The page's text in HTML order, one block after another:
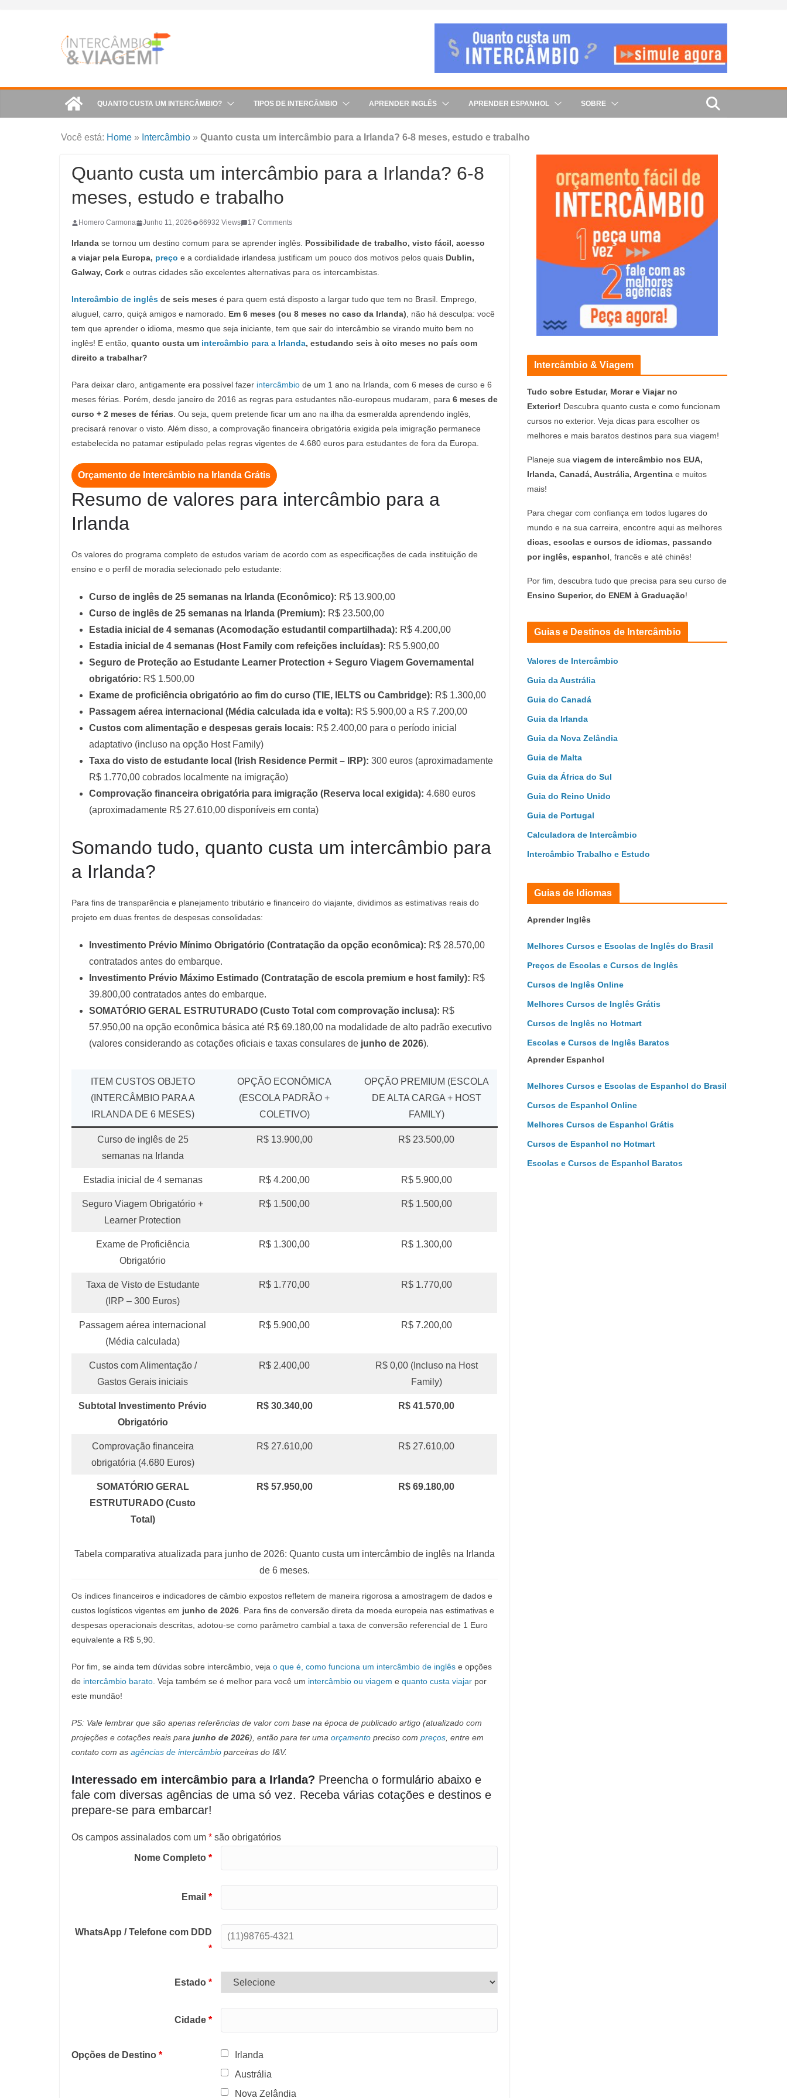
QUANTO CUSTA UM INTERCÂMBIO? TIPOS DE INTERCÂMBIO APRENDER INGLÊS APRENDER ESPANHOL SOBRE
Você está: Home » Intercâmbio » Quanto custa um intercâmbio para a Irlanda? 6-8 meses, estudo e trabalho
Quanto custa um intercâmbio para a Irlanda? 6-8
meses, estudo e trabalho
Homero Carmona Junho 11, 2026 66932 Views 17 Comments
Irlanda se tornou um destino comum para se aprender inglês. Possibilidade de trabalho, visto fácil, acesso
a viajar pela Europa, preço e a cordialidade irlandesa justificam um pouco dos motivos pelos quais Dublin,
Galway, Cork e outras cidades são excelentes alternativas para os intercambistas.
Intercâmbio de inglês de seis meses é para quem está disposto a largar tudo que tem no Brasil. Emprego,
aluguel, carro, quiçá amigos e namorado. Em 6 meses (ou 8 meses no caso da Irlanda) , não há desculpa: você
tem que aprender o idioma, mesmo que seja iniciante, tem que sair do intercâmbio se virando muito bem no
inglês! E então, quanto custa um intercâmbio para a Irlanda, estudando seis à oito meses no país com
direito a trabalhar?
Para deixar claro, antigamente era possível fazer intercâmbio de um 1 ano na Irlanda, com 6 meses de curso e 6
meses férias. Porém, desde janeiro de 2016 as regras para estudantes não-europeus mudaram, para 6 meses de
curso + 2 meses de férias . Ou seja, quem pretende ficar um ano na ilha da esmeralda aprendendo inglês,
precisará renovar o visto. Além disso, a comprovação financeira obrigatória exigida pela imigração permanece
estabelecida no patamar estipulado pelas regras vigentes de 4.680 euros para estudantes de fora da Europa.
Orçamento de Intercâmbio na Irlanda Grátis
Resumo de valores para intercâmbio para a
Irlanda
Os valores do programa completo de estudos variam de acordo com as especificações de cada instituição de
ensino e o perfil de moradia selecionado pelo estudante:
Curso de inglês de 25 semanas na Irlanda (Econômico): R$ 13.900,00
Curso de inglês de 25 semanas na Irlanda (Premium): R$ 23.500,00
Estadia inicial de 4 semanas (Acomodação estudantil compartilhada): R$ 4.200,00
Estadia inicial de 4 semanas (Host Family com refeições incluídas): R$ 5.900,00
Seguro de Proteção ao Estudante Learner Protection + Seguro Viagem Governamental
obrigatório: R$ 1.500,00
Exame de proficiência obrigatório ao fim do curso (TIE, IELTS ou Cambridge): R$ 1.300,00
Passagem aérea internacional (Média calculada ida e volta): R$ 5.900,00 a R$ 7.200,00
Custos com alimentação e despesas gerais locais: R$ 2.400,00 para o período inicial
adaptativo (incluso na opção Host Family)
Taxa do visto de estudante local (Irish Residence Permit – IRP): 300 euros (aproximadamente
R$ 1.770,00 cobrados localmente na imigração)
Comprovação financeira obrigatória para imigração (Reserva local exigida): 4.680 euros
(aproximadamente R$ 27.610,00 disponíveis em conta)
Somando tudo, quanto custa um intercâmbio para
a Irlanda?
Para fins de transparência e planejamento tributário e financeiro do viajante, dividimos as estimativas reais do
projeto em duas frentes de despesas consolidadas:
Investimento Prévio Mínimo Obrigatório (Contratação da opção econômica): R$ 28.570,00
contratados antes do embarque.
Investimento Prévio Máximo Estimado (Contratação de escola premium e host family): R$
39.800,00 contratados antes do embarque.
SOMATÓRIO GERAL ESTRUTURADO (Custo Total com comprovação inclusa): R$
57.950,00 na opção econômica básica até R$ 69.180,00 na modalidade de alto padrão executivo
(valores considerando as cotações oficiais e taxas consulares de junho de 2026).
ITEM CUSTOS OBJETO
(INTERCÂMBIO PARA A
IRLANDA DE 6 MESES)
OPÇÃO ECONÔMICA
(ESCOLA PADRÃO +
COLETIVO)
OPÇÃO PREMIUM (ESCOLA
DE ALTA CARGA + HOST
FAMILY)
Curso de inglês de 25
semanas na Irlanda
R$ 13.900,00 R$ 23.500,00
Estadia inicial de 4 semanas R$ 4.200,00 R$ 5.900,00
Seguro Viagem Obrigatório +
Learner Protection
R$ 1.500,00 R$ 1.500,00
Exame de Proficiência
Obrigatório
R$ 1.300,00 R$ 1.300,00
Taxa de Visto de Estudante
(IRP – 300 Euros)
R$ 1.770,00 R$ 1.770,00
Passagem aérea internacional
(Média calculada)
R$ 5.900,00 R$ 7.200,00
Custos com Alimentação /
Gastos Gerais iniciais
R$ 2.400,00
R$ 0,00 (Incluso na Host
Family)
Subtotal Investimento Prévio
Obrigatório
R$ 30.340,00 R$ 41.570,00
Comprovação financeira
obrigatória (4.680 Euros)
R$ 27.610,00 R$ 27.610,00
SOMATÓRIO GERAL
ESTRUTURADO (Custo
Total)
R$ 57.950,00 R$ 69.180,00
Tabela comparativa atualizada para junho de 2026: Quanto custa um intercâmbio de inglês na Irlanda
de 6 meses.
Os índices financeiros e indicadores de câmbio expostos refletem de maneira rigorosa a amostragem de dados e
custos logísticos vigentes em junho de 2026 . Para fins de conversão direta da moeda europeia nas estimativas e
despesas operacionais descritas, adotou-se como parâmetro cambial a taxa de conversão referencial de 1 Euro
equivalente a R$ 5,90.
Por fim, se ainda tem dúvidas sobre intercâmbio, veja o que é, como funciona um intercâmbio de inglês e opções
de intercâmbio barato . Veja também se é melhor para você um intercâmbio ou viagem e quanto custa viajar por
este mundão!
PS: Vale lembrar que são apenas referências de valor com base na época de publicado artigo (atualizado com
projeções e cotações reais para junho de 2026), então para ter uma orçamento preciso com preços , entre em
contato com as agências de intercâmbio parceiras do I&V.
Interessado em intercâmbio para a Irlanda? Preencha o formulário abaixo e
fale com diversas agências de uma só vez. Receba várias cotações e destinos e
prepare-se para embarcar!
Os campos assinalados com um * são obrigatórios
Nome Completo*
Email*
WhatsApp / Telefone com DDD
*
Estado*
Cidade*
Opções de Destino *
Irlanda
Austrália
Nova Zelândia
Intercâmbio & Viagem
Tudo sobre Estudar, Morar e Viajar no
Exterior! Descubra quanto custa e como funcionam
cursos no exterior. Veja dicas para escolher os
melhores e mais baratos destinos para sua viagem!
Planeje sua viagem de intercâmbio nos EUA,
Irlanda, Canadá, Austrália, Argentina e muitos
mais!
Para chegar com confiança em todos lugares do
mundo e na sua carreira, encontre aqui as melhores
dicas, escolas e cursos de idiomas, passando
por inglês, espanhol , francês e até chinês!
Por fim, descubra tudo que precisa para seu curso de
Ensino Superior, do ENEM à Graduação!
Guias e Destinos de Intercâmbio
Valores de Intercâmbio
Guia da Austrália
Guia do Canadá
Guia da Irlanda
Guia da Nova Zelândia
Guia de Malta
Guia da África do Sul
Guia do Reino Unido
Guia de Portugal
Calculadora de Intercâmbio
Intercâmbio Trabalho e Estudo
Guias de Idiomas
Aprender Inglês
Melhores Cursos e Escolas de Inglês do Brasil
Preços de Escolas e Cursos de Inglês
Cursos de Inglês Online
Melhores Cursos de Inglês Grátis
Cursos de Inglês no Hotmart
Escolas e Cursos de Inglês Baratos
Aprender Espanhol
Melhores Cursos e Escolas de Espanhol do Brasil
Cursos de Espanhol Online
Melhores Cursos de Espanhol Grátis
Cursos de Espanhol no Hotmart
Escolas e Cursos de Espanhol Baratos